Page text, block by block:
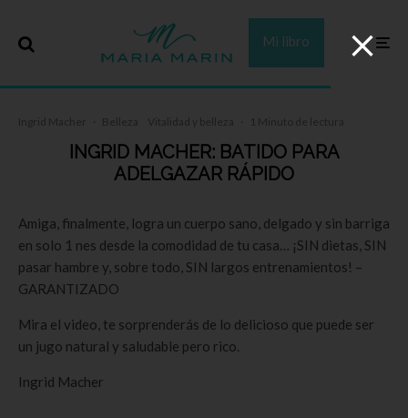
Mi libro
Ingrid Macher Belleza Vitalidad y belleza 1 Minuto de lectura
INGRID MACHER: BATIDO PARA
ADELGAZAR RÁPIDO
Amiga, finalmente, logra un cuerpo sano, delgado y sin barriga
en solo 1 nes desde la comodidad de tu casa… ¡SIN dietas, SIN
pasar hambre y, sobre todo, SIN largos entrenamientos! –
GARANTIZADO
Mira el video, te sorprenderás de lo delicioso que puede ser
un jugo natural y saludable pero rico.
Ingrid Macher